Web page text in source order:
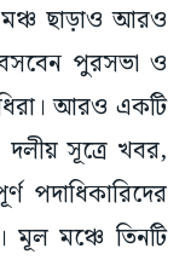
মঞ্চ ছাড়াও আরও
পুরসভা ও
আরও একটি
দলীয় সূত্রে খবর,
পদাধিকারিদের
মূল মঞ্চে তিনটি